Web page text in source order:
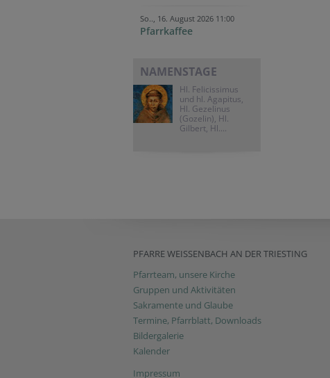
So.., 16. August 2026 11:00
Pfarrkaffee
NAMENSTAGE
Hl. Felicissimus
und hl. Agapitus,
Hl. Gezelinus
(Gozelin), Hl.
Gilbert, Hl....
PFARRE WEISSENBACH AN DER TRIESTING
Pfarrteam, unsere Kirche
Gruppen und Aktivitäten
Sakramente und Glaube
Termine, Pfarrblatt, Downloads
Bildergalerie
Kalender
Impressum